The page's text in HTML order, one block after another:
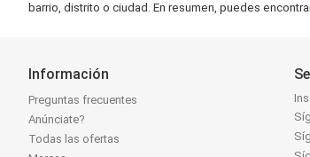
barrio, distrito o ciudad. En resumen, puedes
Información
Preguntas frecuentes
Anúnciate?
Todas las ofertas